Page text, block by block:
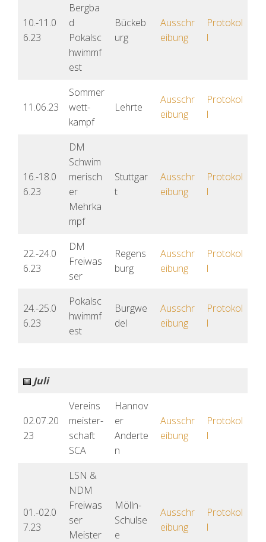
10.-11.0
6.23
Bergba
d
Pokalsc
hwimmf
est
Bückeb
urg
Ausschr
eibung
Protokol
l
11.06.23
Sommer
wett-
kampf
Lehrte
Ausschr
eibung
Protokol
l
16.-18.0
6.23
DM
Schwim
merisch
er
Mehrka
mpf
Stuttgar
t
Ausschr
eibung
Protokol
l
22.-24.0
6.23
DM
Freiwas
ser
Regens
burg
Ausschr
eibung
Protokol
l
24.-25.0
6.23
Pokalsc
hwimmf
est
Burgwe
del
Ausschr
eibung
Protokol
l
Juli
02.07.20
23
Vereins
meister-
schaft
SCA
Hannov
er
Anderte
n
Ausschr
eibung
Protokol
l
01.-02.0
7.23
LSN &
NDM
Freiwas
ser
Meister
Mölln-
Schulse
e
Ausschr
eibung
Protokol
l